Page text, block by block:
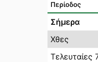
Περίοδος
Σήμερα
Χθες
Τελευταίες